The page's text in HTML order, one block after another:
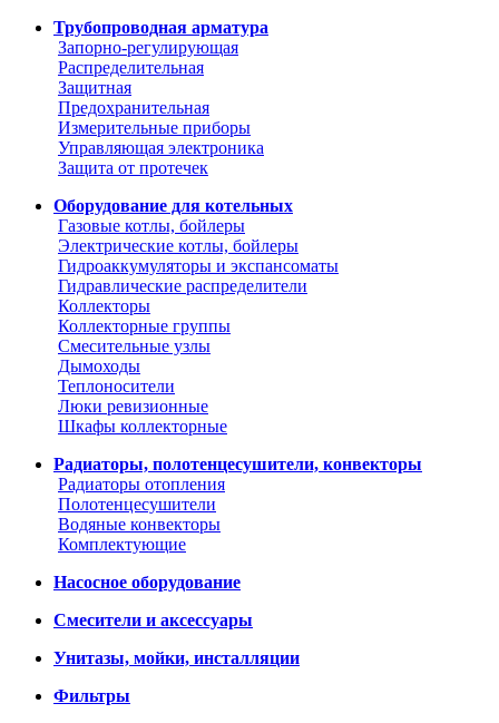
Трубопроводная арматура
Запорно-регулирующая
Распределительная
Защитная
Предохранительная
Измерительные приборы
Управляющая электроника
Защита от протечек
Оборудование для котельных
Газовые котлы, бойлеры
Электрические котлы, бойлеры
Гидроаккумуляторы и экспансоматы
Гидравлические распределители
Коллекторы
Коллекторные группы
Смесительные узлы
Дымоходы
Теплоносители
Люки ревизионные
Шкафы коллекторные
Радиаторы, полотенцесушители, конвекторы
Радиаторы отопления
Полотенцесушители
Водяные конвекторы
Комплектующие
Насосное оборудование
Смесители и аксессуары
Унитазы, мойки, инсталляции
Фильтры